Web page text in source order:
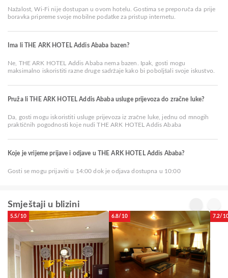
Nažalost, Wi-Fi nije dostupan u ovom hotelu. Gostima se preporuča da prije
boravka pripreme svoje mobilne podatke za pristup internetu.
Ima li THE ARK HOTEL Addis Ababa bazen?
Ne, THE ARK HOTEL Addis Ababa nema bazen. Ipak, gosti mogu
maksimalno iskoristiti razne druge sadržaje kako bi poboljšali svoje iskustvo.
Pruža li THE ARK HOTEL Addis Ababa usluge prijevoza do zračne luke?
Da, gosti mogu iskoristiti usluge prijevoza iz zračne luke, jednu od mnogih
praktičnih pogodnosti koje nudi THE ARK HOTEL Addis Ababa
Koje je vrijeme prijave i odjave u THE ARK HOTEL Addis Ababa?
Gosti se mogu prijaviti u 14:00 dok je odjava dostupna u 10:00
Smještaji u blizini
5.5/10 6.8/10 7.2/